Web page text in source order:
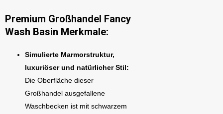
Premium Großhandel Fancy
Wash Basin Merkmale:
Simulierte Marmorstruktur,
luxuriöser und natürlicher Stil:
Die Oberfläche dieser
Großhandel ausgefallene
Waschbecken ist mit schwarzem